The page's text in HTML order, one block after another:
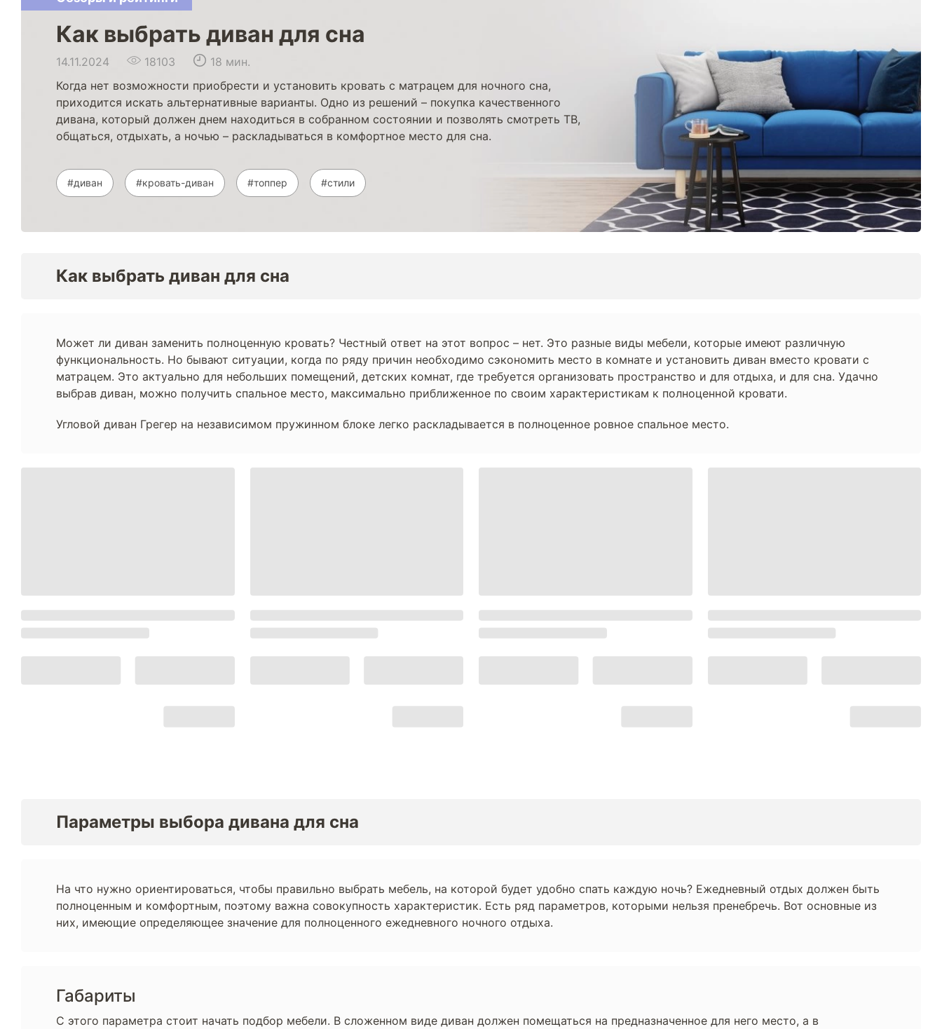
Как выбрать диван для сна
14.11.2024 18103
18 мин.
Когда нет возможности приобрести и установить кровать с матрацем для ночного сна,
приходится искать альтернативные варианты. Одно из решений – покупка качественного
дивана, который должен днем находиться в собранном состоянии и позволять смотреть ТВ,
общаться, отдыхать, а ночью – раскладываться в комфортное место для сна.
#диван #кровать-диван #топпер #стили
Как выбрать диван для сна
Может ли диван заменить полноценную кровать? Честный ответ на этот вопрос – нет. Это разные виды мебели, которые имеют различную
функциональность. Но бывают ситуации, когда по ряду причин необходимо сэкономить место в комнате и установить диван вместо кровати с
матрацем. Это актуально для небольших помещений, детских комнат, где требуется организовать пространство и для отдыха, и для сна. Удачно
выбрав диван, можно получить спальное место, максимально приближенное по своим характеристикам к полноценной кровати.
Угловой диван Грегер на независимом пружинном блоке легко раскладывается в полноценное ровное спальное место.
Параметры выбора дивана для сна
На что нужно ориентироваться, чтобы правильно выбрать мебель, на которой будет удобно спать каждую ночь? Ежедневный отдых должен быть
полноценным и комфортным, поэтому важна совокупность характеристик. Есть ряд параметров, которыми нельзя пренебречь. Вот основные из
них, имеющие определяющее значение для полноценного ежедневного ночного отдыха.
Габариты
С этого параметра стоит начать подбор мебели. В сложенном виде диван должен помещаться на предназначенное для него место, а в